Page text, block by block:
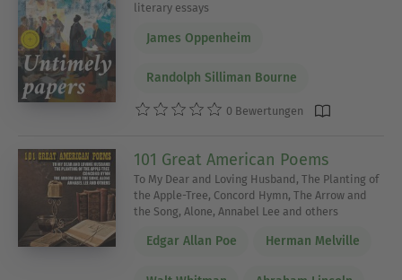
literary essays
James Oppenheim
Randolph Silliman Bourne
0 Bewertungen
101 Great American Poems
To My Dear and Loving Husband, The Planting of
the Apple-Tree, Concord Hymn, The Arrow and
the Song, Alone, Annabel Lee and others
Edgar Allan Poe Herman Melville